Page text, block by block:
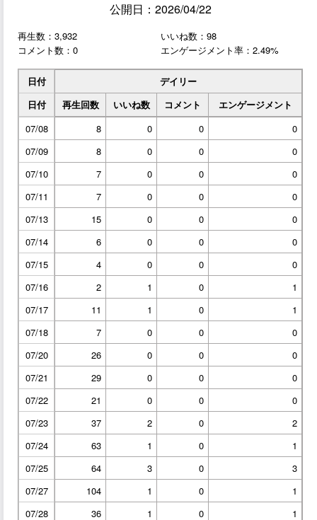
公開日：2026/04/22
再生数：3,932
いいね数：98
コメント数：0
エンゲージメント率：2.49%
日付
デイリー
日付
再生回数 いいね数 コメント
エンゲージメント
07/08
8 0 0
0
07/09
8 0 0
0
07/10
7 0 0
0
07/11
7 0 0
0
07/13
15 0 0
0
07/14
6 0 0
0
07/15
4 0 0
0
07/16
2 1 0
1
07/17
11 1 0
1
07/18
7 0 0
0
07/20
26 0 0
0
07/21
29 0 0
0
07/22
21 0 0
0
07/23
37 2 0
2
07/24
63 1 0
1
07/25
64 3 0
3
07/27
104 1 0
1
07/28
36 1 0 1